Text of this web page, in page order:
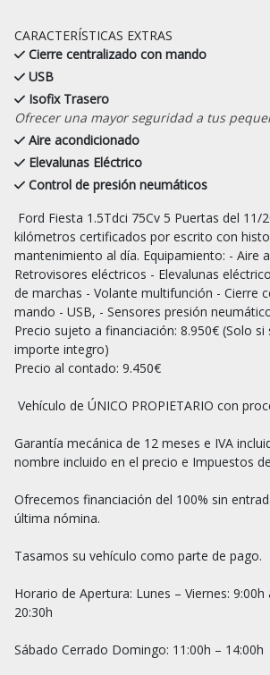
CARACTERÍSTICAS EXTRAS
Cierre centralizado con mando
USB
Isofix Trasero
Ofrecer una mayor seguridad a tus
Aire acondicionado
Elevalunas Eléctrico
Control de presión neumáticos
kilómetros certificados por escrito con
mantenimiento al día. Equipamiento: - Aire
Retrovisores eléctricos - Elevalunas
de marchas - Volante multifunción - Cierre
mando - USB, - Sensores presión
Precio sujeto a financiación: 8.950€ (Solo si
importe integro)
Precio al contado: 9.450€
Garantía mecánica de 12 meses e IVA
nombre incluido en el precio e Impuestos
Ofrecemos financiación del 100% sin
última nómina.
Tasamos su vehículo como parte de pago.
Horario de Apertura: Lunes – Viernes: 9:00h
20:30h
Sábado Cerrado Domingo: 11:00h – 14:00h